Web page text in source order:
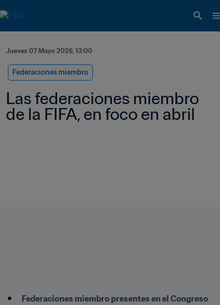
Jueves 07 Mayo 2026, 13:00
Federaciones miembro
Las federaciones miembro
de la FIFA, en foco en abril
Federaciones miembro presentes en el Congreso